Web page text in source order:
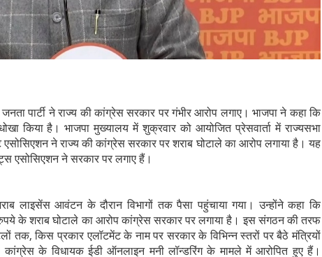
पार्टी ने राज्य की कांग्रेस सरकार पर गंभीर आरोप लगाए। भाजपा ने कहा कि
किया है। भाजपा मुख्यालय में शुक्रवार को आयोजित प्रेसवार्ता में राज्यसभा
ने राज्य की कांग्रेस सरकार पर शराब घोटाले का आरोप लगाया है। यह
एसोसिएशन ने सरकार पर लगाए हैं।
लाइसेंस आवंटन के दौरान विभागों तक पैसा पहुंचाया गया। उन्होंने कहा कि
के शराब घोटाले का आरोप कांग्रेस सरकार पर लगाया है। इस संगठन की तरफ
तक, किस प्रकार एलॉटमेंट के नाम पर सरकार के विभिन्न स्तरों पर बैठे मंत्रियों
के विधायक ईडी ऑनलाइन मनी लॉन्डरिंग के मामले में आरोपित हुए हैं।